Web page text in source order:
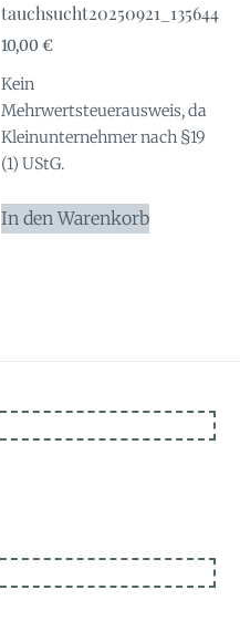
tauchsucht20250921_135644
10,00€
Kein
Mehrwertsteuerausweis, da
Kleinunternehmer nach §19
(1) UStG.
In den Warenkorb